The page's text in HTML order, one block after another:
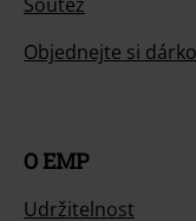
Objednejte si
O EMP
Udržitelnost